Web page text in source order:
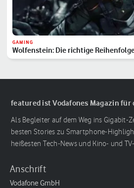
GAMING
Wolfenstein: Die richtige
featured ist Vodafones Magazin
Als Begleiter auf dem Weg ins Gigabit-
besten Stories zu Smartphone-
heißesten Tech-News und Kino- und
Anschrift
Vodafone GmbH